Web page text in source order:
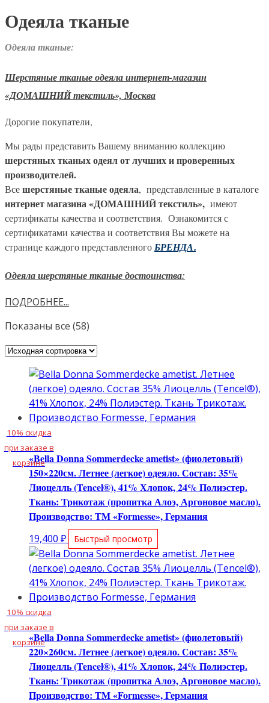
Одеяла тканые
Одеяла тканые:
Шерстяные тканые одеяла интернет-магазин
«ДОМАШНИЙ текстиль», Москва
Дорогие покупатели,
Мы рады представить Вашему вниманию коллекцию
шерстяных тканых одеял от лучших и проверенных
производителей.
Всешерстяные тканые одеяла, представленные в каталоге
интернет магазина «ДОМАШНИЙ текстиль», имеют
сертификаты качества и соответствия. Ознакомится с
сертификатами качества и соответствия Вы можете на
странице каждого представленногоБРЕНДА.
Одеяла шерстяные тканые достоинства:
ПОДРОБНЕЕ...
Показаны все (58)
10% скидка
при заказе в
корзине«Bella Donna Sommerdecke ametist» (фиолетовый)
150×220см. Летнее (легкое) одеяло. Состав: 35%
Лиоцелль (Tencel®), 41% Хлопок, 24% Полиэстер.
Ткань: Трикотаж (пропитка Алоэ, Аргоновое масло).
Производство: ТМ «Formesse», Германия
19,400 ₽ Быстрый просмотр
10% скидка
при заказе в
корзине«Bella Donna Sommerdecke ametist» (фиолетовый)
220×260см. Летнее (легкое) одеяло. Состав: 35%
Лиоцелль (Tencel®), 41% Хлопок, 24% Полиэстер.
Ткань: Трикотаж (пропитка Алоэ, Аргоновое масло).
Производство: ТМ «Formesse», Германия